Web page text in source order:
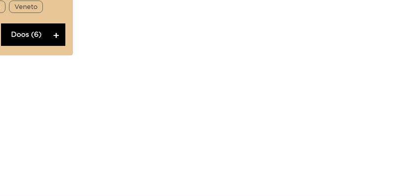
Veneto
Doos (6)